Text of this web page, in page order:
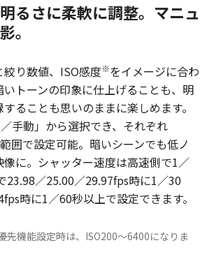
るさに柔軟に調整。マニュ
。
り数値、ISO感度※をイメージに合わ
トーンの印象に仕上げることも、明
ることも思いのままに楽しめます。
手動」から選択でき、それぞれ
囲で設定可能。暗いシーンでも低ノ
に。シャッター速度は高速側で1／
23.98／25.00／29.97fps時に1／30
時に1／60秒以上で設定できます。
先機能設定時は、ISO200～6400になりま